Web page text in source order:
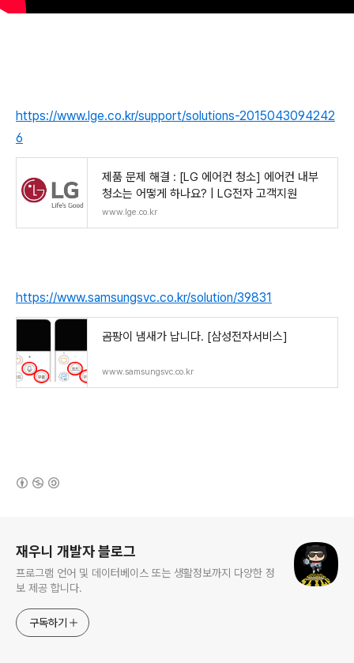
https://www.lge.co.kr/support/solutions-2015043094242
6
제품 문제 해결 : [LG 에어컨 청소] 에어컨 내부
청소는 어떻게 하나요? | LG전자 고객지원
www.lge.co.kr
https://www.samsungsvc.co.kr/solution/39831
곰팡이 냄새가 납니다. [삼성전자서비스]
www.samsungsvc.co.kr
재우니 개발자 블로그
프로그램 언어 및 데이터베이스 또는 생활정보까지 다양한 정
보 제공 합니다.
구독하기